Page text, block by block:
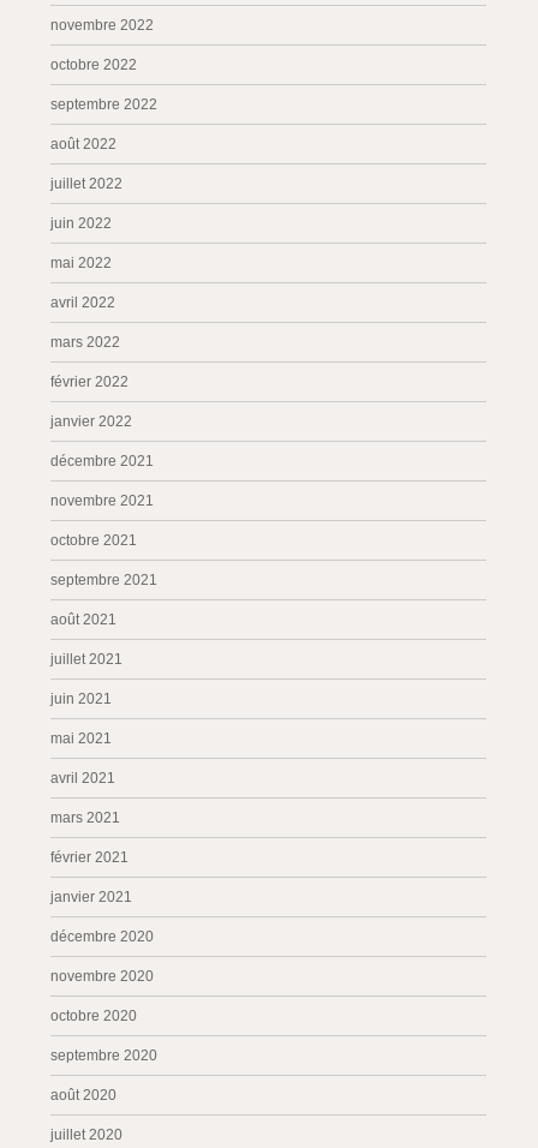
novembre 2022
octobre 2022
septembre 2022
août 2022
juillet 2022
juin 2022
mai 2022
avril 2022
mars 2022
février 2022
janvier 2022
décembre 2021
novembre 2021
octobre 2021
septembre 2021
août 2021
juillet 2021
juin 2021
mai 2021
avril 2021
mars 2021
février 2021
janvier 2021
décembre 2020
novembre 2020
octobre 2020
septembre 2020
août 2020
juillet 2020